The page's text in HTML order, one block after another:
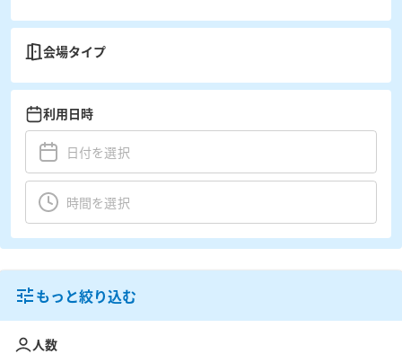
会場タイプ
利用日時
もっと絞り込む
人数